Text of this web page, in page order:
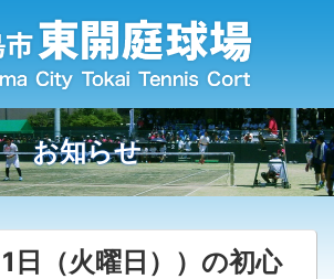
お知らせ
日（火曜日））の初心